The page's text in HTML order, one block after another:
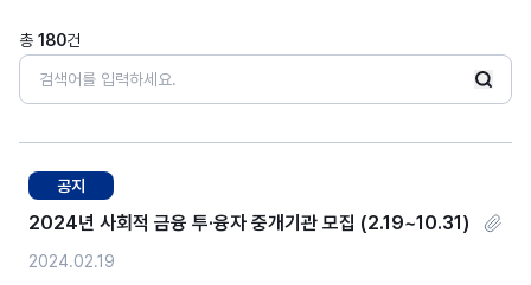
총 180건
공지
2024년 사회적 금융 투·융자 중개기관 모집 (2.19~10.31)
2024.02.19